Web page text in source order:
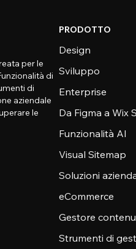
per le
di
di
aziendale
le
PRODOTTO
Design
Sviluppo
Enterprise
Da Figma a Wix
Funzionalità AI
Visual Sitemap
Soluzioni
eCommerce
Gestore
Strumenti di